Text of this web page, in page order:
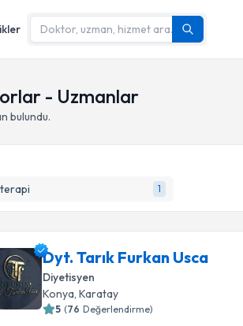
- Uzmanlar
bulundu.
1
Dyt. Tarık Furkan Usca
Diyetisyen
Konya,Karatay
5 (76 Değerlendirme)